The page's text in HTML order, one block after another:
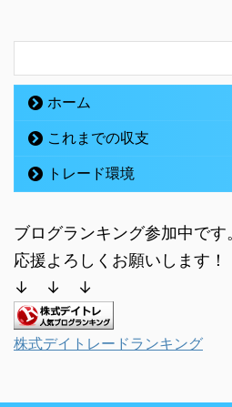
ホーム
これまでの収支
トレード環境
ブログランキング参加中です
応援よろしくお願いします！
↓ ↓ ↓
株式デイトレードランキング